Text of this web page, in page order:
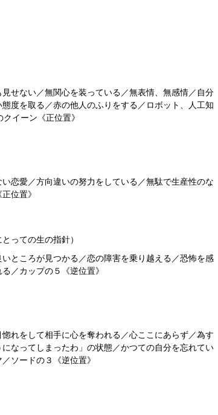
せない／無関心を装っている／無表情、無感情／自分
度を取る／赤の他人のふりをする／ロボット、人工知
イーン《正位置》
恋愛／方向違いの努力をしている／無駄で生産性のな
位置》
っての生の指針）
ところが見つかる／恋の障害を乗り越える／恐怖を感
／カップの５《逆位置》
れをして相手に心を奪われる／心ここにあらず／為す
なってしまったわ」の状態／かつての自分を忘れてい
ソードの３《逆位置》